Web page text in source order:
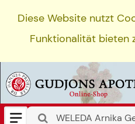
Diese Website nutzt
Funktionalität bieten